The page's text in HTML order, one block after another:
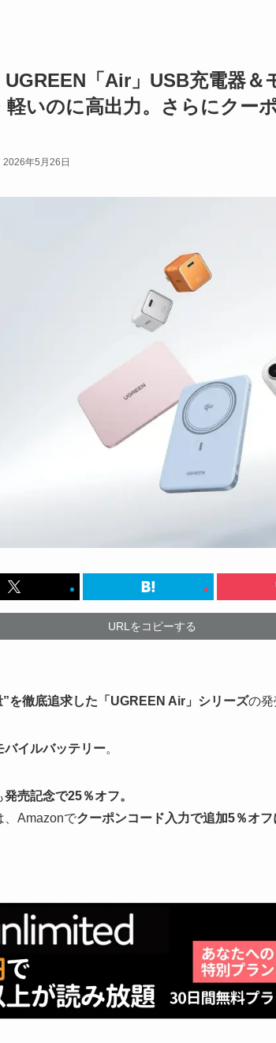
UGREEN「Air」USB充電器
いのに高出力。さらにクー
2026年5月26日
URLをコピーする
”を徹底追求した「UGREEN Air」シリーズの発
バイルバッテリー。
発売記念で25％オフ。
、Amazonでクーポンコード入力で追加5％オ